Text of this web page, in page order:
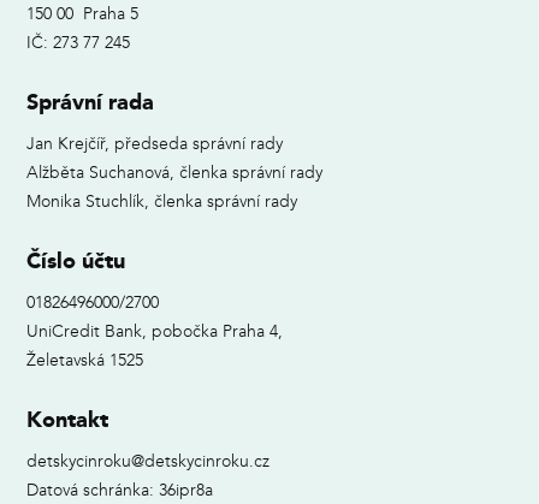
150 00 Praha 5
IČ: 273 77 245
Správní rada
Jan Krejčíř, předseda správní rady
Alžběta Suchanová, členka správní rady
Monika Stuchlík, členka správní rady
Číslo účtu
01826496000/2700
UniCredit Bank, pobočka Praha 4,
Želetavská 1525
Kontakt
detskycinroku@detskycinroku.cz
Datová schránka: 36ipr8a